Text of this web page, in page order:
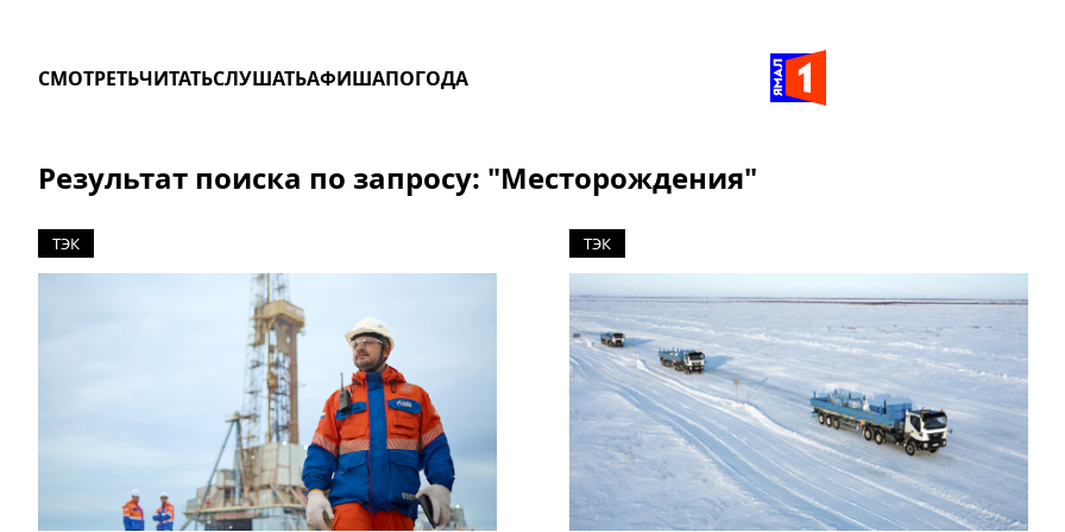
СМОТРЕТЬЧИТАТЬСЛУШАТЬАФИШАПОГОДА
Результат поиска по запросу: "Месторождения"
ТЭК ТЭК